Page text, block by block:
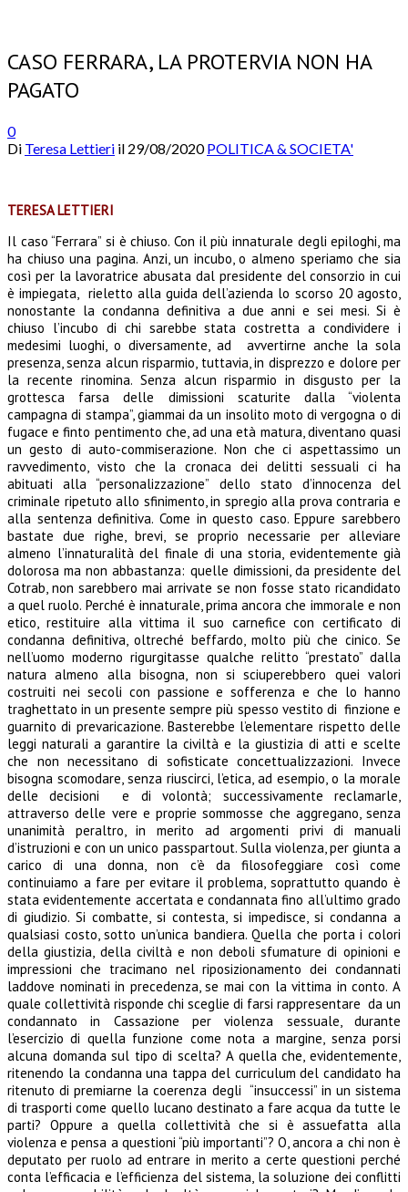
CASO FERRARA, LA PROTERVIA NON HA
PAGATO
0
Di Teresa Lettieri il 29/08/2020 POLITICA & SOCIETA'
TERESA LETTIERI
Il caso “Ferrara” si è chiuso. Con il più innaturale degli epiloghi, ma
ha chiuso una pagina. Anzi, un incubo, o almeno speriamo che sia
così per la lavoratrice abusata dal presidente del consorzio in cui
è impiegata, rieletto alla guida dell’azienda lo scorso 20 agosto,
nonostante la condanna definitiva a due anni e sei mesi. Si è
chiuso l’incubo di chi sarebbe stata costretta a condividere i
medesimi luoghi, o diversamente, ad avvertirne anche la sola
presenza, senza alcun risparmio, tuttavia, in disprezzo e dolore per
la recente rinomina. Senza alcun risparmio in disgusto per la
grottesca farsa delle dimissioni scaturite dalla “violenta
campagna di stampa”, giammai da un insolito moto di vergogna o di
fugace e finto pentimento che, ad una età matura, diventano quasi
un gesto di auto-commiserazione. Non che ci aspettassimo un
ravvedimento, visto che la cronaca dei delitti sessuali ci ha
abituati alla “personalizzazione” dello stato d’innocenza del
criminale ripetuto allo sfinimento, in spregio alla prova contraria e
alla sentenza definitiva. Come in questo caso. Eppure sarebbero
bastate due righe, brevi, se proprio necessarie per alleviare
almeno l’innaturalità del finale di una storia, evidentemente già
dolorosa ma non abbastanza: quelle dimissioni, da presidente del
Cotrab, non sarebbero mai arrivate se non fosse stato ricandidato
a quel ruolo. Perché è innaturale, prima ancora che immorale e non
etico, restituire alla vittima il suo carnefice con certificato di
condanna definitiva, oltreché beffardo, molto più che cinico. Se
nell’uomo moderno rigurgitasse qualche relitto “prestato” dalla
natura almeno alla bisogna, non si sciuperebbero quei valori
costruiti nei secoli con passione e sofferenza e che lo hanno
traghettato in un presente sempre più spesso vestito di finzione e
guarnito di prevaricazione. Basterebbe l’elementare rispetto delle
leggi naturali a garantire la civiltà e la giustizia di atti e scelte
che non necessitano di sofisticate concettualizzazioni. Invece
bisogna scomodare, senza riuscirci, l’etica, ad esempio, o la morale
delle decisioni e di volontà; successivamente reclamarle,
attraverso delle vere e proprie sommosse che aggregano, senza
unanimità peraltro, in merito ad argomenti privi di manuali
d’istruzioni e con un unico passpartout. Sulla violenza, per giunta a
carico di una donna, non c’è da filosofeggiare così come
continuiamo a fare per evitare il problema, soprattutto quando è
stata evidentemente accertata e condannata fino all’ultimo grado
di giudizio. Si combatte, si contesta, si impedisce, si condanna a
qualsiasi costo, sotto un’unica bandiera. Quella che porta i colori
della giustizia, della civiltà e non deboli sfumature di opinioni e
impressioni che tracimano nel riposizionamento dei condannati
laddove nominati in precedenza, se mai con la vittima in conto. A
quale collettività risponde chi sceglie di farsi rappresentare da un
condannato in Cassazione per violenza sessuale, durante
l’esercizio di quella funzione come nota a margine, senza porsi
alcuna domanda sul tipo di scelta? A quella che, evidentemente,
ritenendo la condanna una tappa del curriculum del candidato ha
ritenuto di premiarne la coerenza degli “insuccessi” in un sistema
di trasporti come quello lucano destinato a fare acqua da tutte le
parti? Oppure a quella collettività che si è assuefatta alla
violenza e pensa a questioni “più importanti”? O, ancora a chi non è
deputato per ruolo ad entrare in merito a certe questioni perché
conta l’efficacia e l’efficienza del sistema, la soluzione dei conflitti